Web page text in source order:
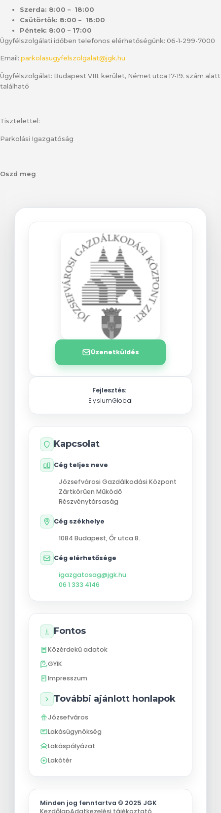
Szerda: 8:00 – 18:00
Csütörtök: 8:00 – 18:00
Péntek: 8:00 – 17:00
Ügyfélszolgálati időben telefonos elérhetőségünk: 06-1-299-7000
Email: parkolasugyfelszolgalat@jgk.hu
Ügyfélszolgálat: Budapest VIII. kerület, Német utca 17-19. szám alatt
található
Tisztelettel:
Parkolási Igazgatóság
Oszd meg
Üzenetküldés
Fejlesztés:
ElysiumGlobal
Kapcsolat
Cég teljes neve
Józsefvárosi Gazdálkodási Központ
Zártkörűen Működő
Részvénytársaság
Cég székhelye
1084 Budapest,Őr utca 8.
Cég elérhetősége
igazgatosag@jgk.hu
06 1 333 4146
Fontos
Közérdekű adatok
GYIK
Impresszum
További ajánlott honlapok
Józsefváros
Lakásügynökség
Lakáspályázat
Lakótér
Minden jog fenntartva © 2025 JGK
KezdőlapAdatkezelési tájékoztató